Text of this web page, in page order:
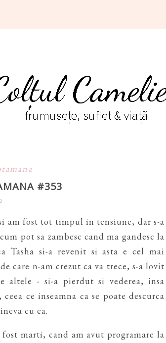
#353
am fost tot timpul in tensiune, dar s-a
pot sa zambesc cand ma gandesc la
Tasha si-a revenit si asta e cel mai
care n-am crezut ca va trece, s-a lovit
- si-a pierdut si vederea, insa
ce inseamna ca se poate descurca
cu ea.
marti, cand am avut programare la